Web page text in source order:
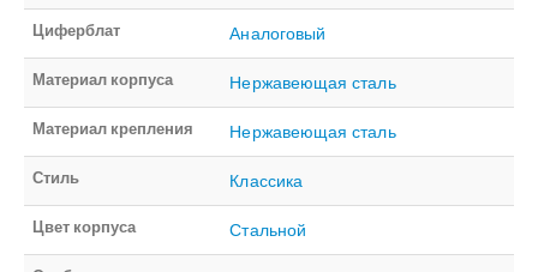
Циферблат Аналоговый
Материал корпуса Нержавеющая сталь
Материал крепления Нержавеющая сталь
Стиль Классика
Цвет корпуса Стальной